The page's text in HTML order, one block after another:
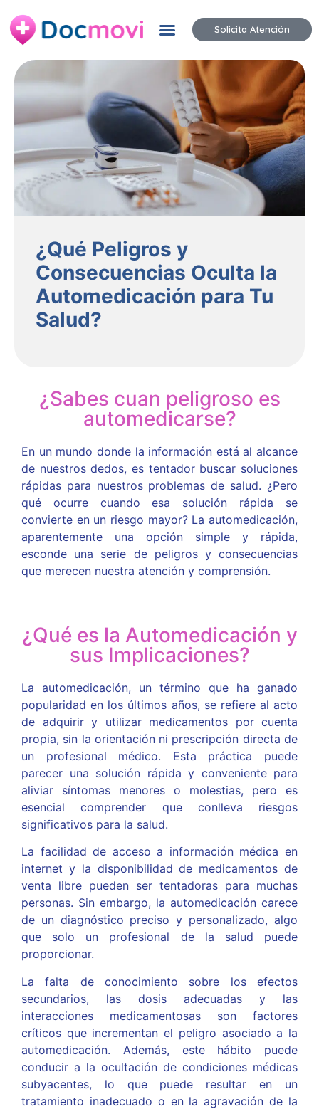
Solicita Atención
¿Qué Peligros y
Consecuencias Oculta la
Automedicación para Tu
Salud?
¿Sabes cuan peligroso es
automedicarse?
En un mundo donde la información está al alcance
de nuestros dedos, es tentador buscar soluciones
rápidas para nuestros problemas de salud. ¿Pero
qué ocurre cuando esa solución rápida se
convierte en un riesgo mayor? La automedicación,
aparentemente una opción simple y rápida,
esconde una serie de peligros y consecuencias
que merecen nuestra atención y comprensión.
¿Qué es la Automedicación y
sus Implicaciones?
La automedicación, un término que ha ganado
popularidad en los últimos años, se refiere al acto
de adquirir y utilizar medicamentos por cuenta
propia, sin la orientación ni prescripción directa de
un profesional médico. Esta práctica puede
parecer una solución rápida y conveniente para
aliviar síntomas menores o molestias, pero es
esencial comprender que conlleva riesgos
significativos para la salud.
La facilidad de acceso a información médica en
internet y la disponibilidad de medicamentos de
venta libre pueden ser tentadoras para muchas
personas. Sin embargo, la automedicación carece
de un diagnóstico preciso y personalizado, algo
que solo un profesional de la salud puede
proporcionar.
La falta de conocimiento sobre los efectos
secundarios, las dosis adecuadas y las
interacciones medicamentosas son factores
críticos que incrementan el peligro asociado a la
automedicación. Además, este hábito puede
conducir a la ocultación de condiciones médicas
subyacentes, lo que puede resultar en un
tratamiento inadecuado o en la agravación de la